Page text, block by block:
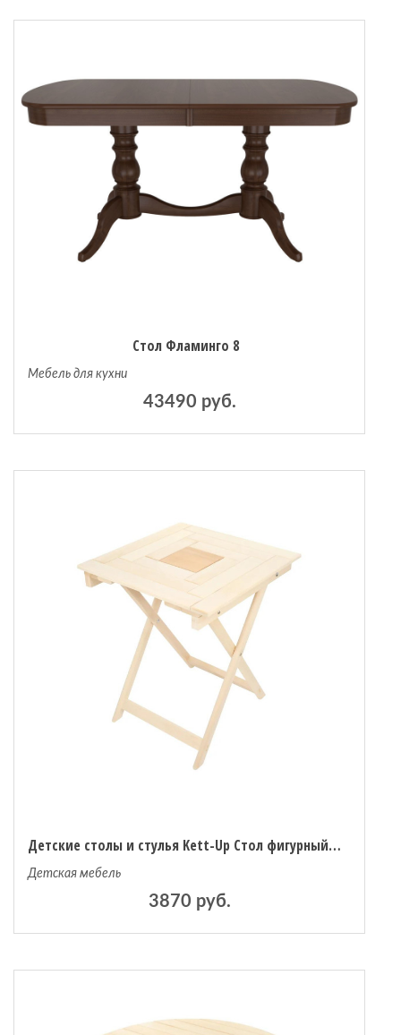
Стол Фламинго 8
Мебель для кухни
43490 руб.
Детские столы и стулья Kett-Up Стол фигурный Eco Holiday 60х60 см
Детская мебель
3870 руб.